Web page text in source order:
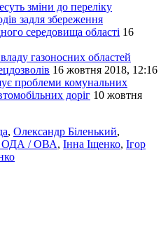
зміни до переліку
задля збереження
середовища області 16
газоносних областей
16 жовтня 2018, 12:16
проблеми комунальних
доріг 10 жовтня
, Олександр Біленький,
ОДА / ОВА, Інна Іщенко, Ігор